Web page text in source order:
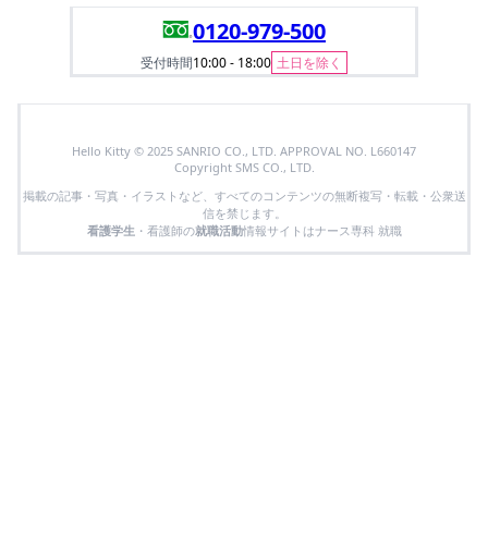
0120-979-500
受付時間10:00 - 18:00 土日を除く
Hello Kitty © 2025 SANRIO CO., LTD. APPROVAL NO. L660147
Copyright SMS CO., LTD.
掲載の記事・写真・イラストなど、すべてのコンテンツの無断複写・転載・公衆送
信を禁じます。
看護学生・看護師の就職活動情報サイトはナース専科 就職